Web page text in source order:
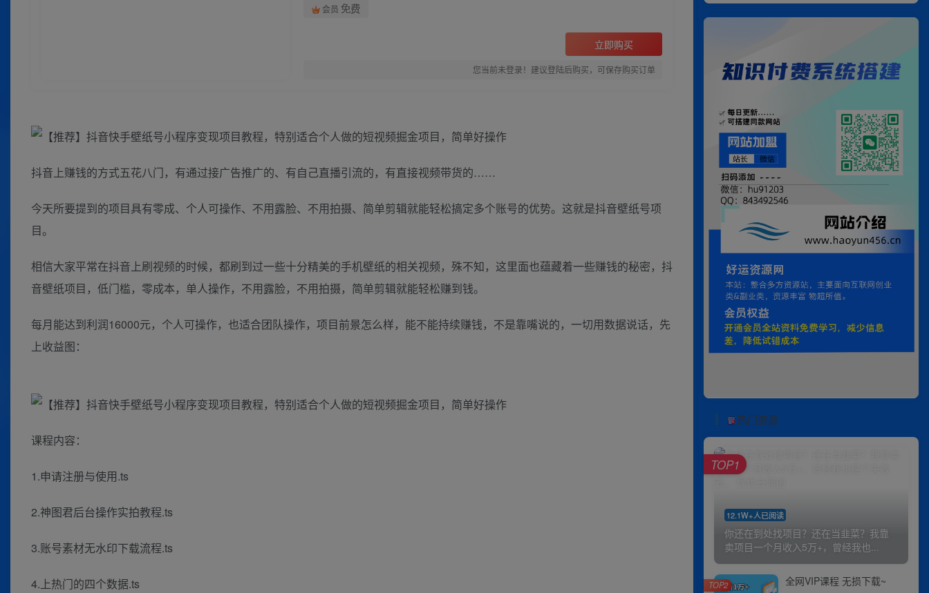
会员 免费
立即购买
您当前未登录！建议登陆后购买，可保存购买订单
抖音上赚钱的方式五花八门，有通过接广告推广的、有自己直播引流的，有直接视频带货的……
今天所要提到的项目具有零成、个人可操作、不用露脸、不用拍摄、简单剪辑就能轻松搞定多个账号的优势。这就是抖音壁纸号项
目。
相信大家平常在抖音上刷视频的时候，都刷到过一些十分精美的手机壁纸的相关视频，殊不知，这里面也蕴藏着一些赚钱的秘密，抖
音壁纸项目，低门槛，零成本，单人操作，不用露脸，不用拍摄，简单剪辑就能轻松赚到钱。
每月能达到利润16000元，个人可操作，也适合团队操作，项目前景怎么样，能不能持续赚钱，不是靠嘴说的，一切用数据说话，先
上收益图：
课程内容：
1.申请注册与使用.ts
2.神图君后台操作实拍教程.ts
3.账号素材无水印下载流程.ts
4.上热门的四个数据.ts
热门资源
12.1W+人已阅读
你还在到处找项目？还在当韭菜？我靠
卖项目一个月收入5万+，曾经我也...
TOP1
全网VIP课程 无损下载~
TOP2